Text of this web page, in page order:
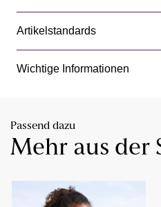
Artikelstandards
Wichtige Informationen
Passend dazu
Mehr aus der